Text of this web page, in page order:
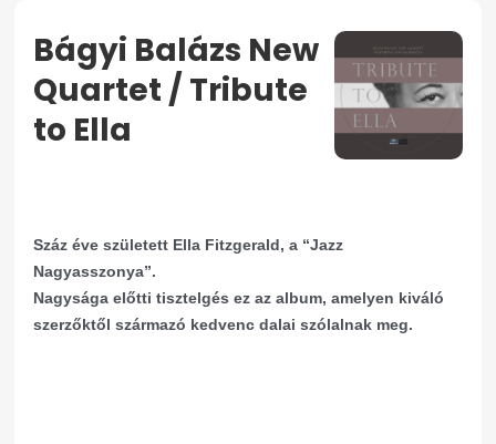
Bágyi Balázs New
Quartet / Tribute
to Ella
Száz éve született Ella Fitzgerald, a “Jazz
Nagyasszonya”.
Nagysága előtti tisztelgés ez az album, amelyen kiváló
szerzőktől származó kedvenc dalai szólalnak meg.